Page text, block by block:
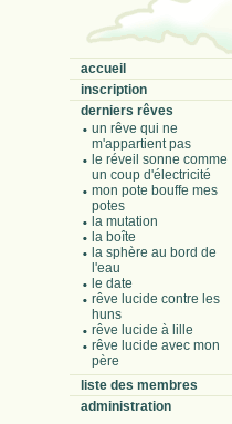
accueil
inscription
derniers rêves
un rêve qui ne
m'appartient pas
le réveil sonne comme
un coup d'électricité
mon pote bouffe mes
potes
la mutation
la boîte
la sphère au bord de
l'eau
le date
rêve lucide contre les
huns
rêve lucide à lille
rêve lucide avec mon
père
liste des membres
administration